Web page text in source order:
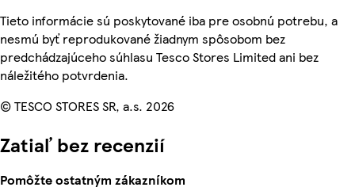
Tieto informácie sú poskytované iba pre osobnú potrebu, a
nesmú byť reprodukované žiadnym spôsobom bez
predchádzajúceho súhlasu Tesco Stores Limited ani bez
náležitého potvrdenia.
© TESCO STORES SR, a.s. 2026
Zatiaľ bez recenzií
Pomôžte ostatným zákazníkom